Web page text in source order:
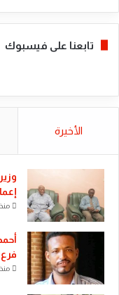
تابعنا على فيسبوك
الأخيرة
منذ 5 أيام